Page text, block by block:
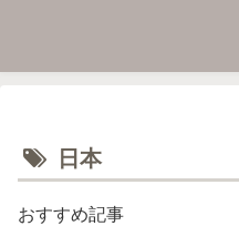
日本
おすすめ記事